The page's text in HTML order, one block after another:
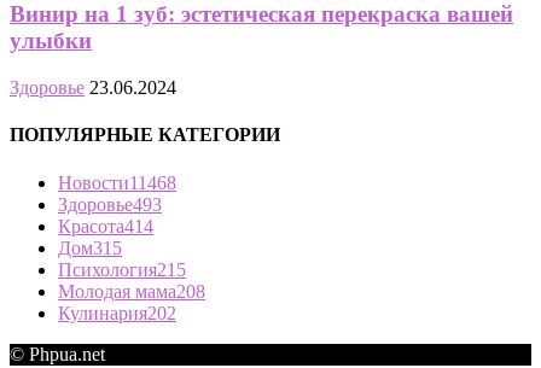
Винир на 1 зуб: эстетическая перекраска вашей
улыбки
Здоровье 23.06.2024
ПОПУЛЯРНЫЕ КАТЕГОРИИ
Новости11468
Здоровье493
Красота414
Дом315
Психология215
Молодая мама208
Кулинария202
© Phpua.net